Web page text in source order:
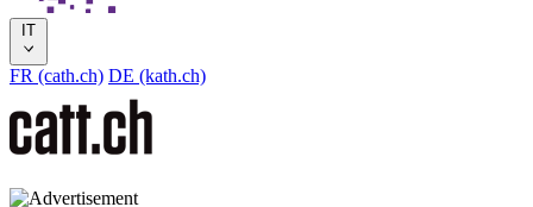
IT
FR (cath.ch) DE (kath.ch)